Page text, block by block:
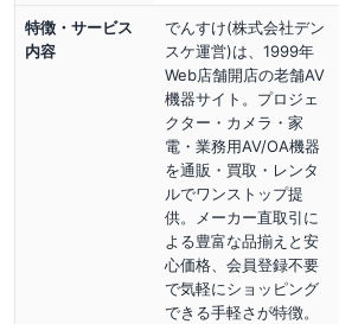
特徴・サービス
内容
でんすけ(株式会社デン
スケ運営)は、1999年
Web店舗開店の老舗AV
機器サイト。プロジェ
クター・カメラ・家
電・業務用AV/OA機器
を通販・買取・レンタ
ルでワンストップ提
供。メーカー直取引に
よる豊富な品揃えと安
心価格、会員登録不要
で気軽にショッピング
できる手軽さが特徴。